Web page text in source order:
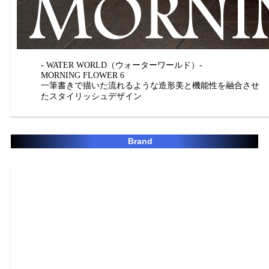
- WATER WORLD（ウォーターワールド）-
MORNING FLOWER 6
一筆書きで描いた流れるような造形美と機能性を融合させ
たスタイリッシュデザイン
Brand